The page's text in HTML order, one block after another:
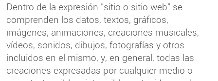
Dentro de la expresión "sitio o sitio web" se
comprenden los datos, textos, gráficos,
imágenes, animaciones, creaciones musicales,
vídeos, sonidos, dibujos, fotografías y otros
incluidos en el mismo, y, en general, todas las
creaciones expresadas por cualquier medio o